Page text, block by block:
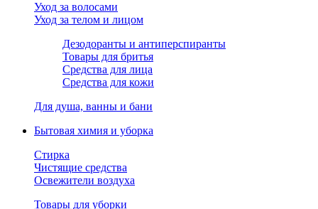
Уход за волосами
Уход за телом и лицом
Дезодоранты и антиперспиранты
Товары для бритья
Средства для лица
Средства для кожи
Для душа, ванны и бани
Бытовая химия и уборка
Стирка
Чистящие средства
Освежители воздуха
Товары для уборки